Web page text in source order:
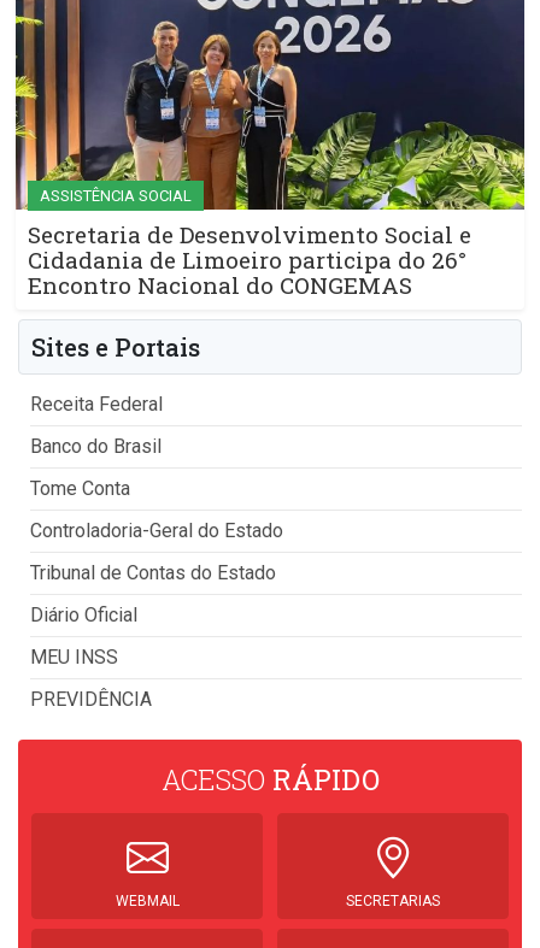
ASSISTÊNCIA SOCIAL
Secretaria de Desenvolvimento Social e
Cidadania de Limoeiro participa do 26°
Encontro Nacional do CONGEMAS
Sites e Portais
Receita Federal
Banco do Brasil
Tome Conta
Controladoria-Geral do Estado
Tribunal de Contas do Estado
Diário Oficial
MEU INSS
PREVIDÊNCIA
ACESSO RÁPIDO
WEBMAIL SECRETARIAS